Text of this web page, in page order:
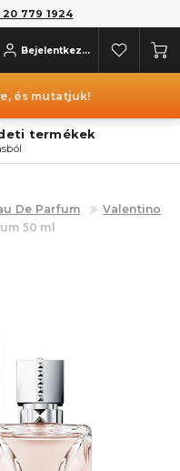
779 1924
Bejelentkezés
és mutatjuk!
termékek
De Parfum
Valentino
50 ml